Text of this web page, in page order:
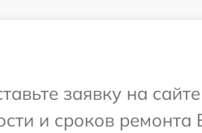
заявку на
и сроков ремонта